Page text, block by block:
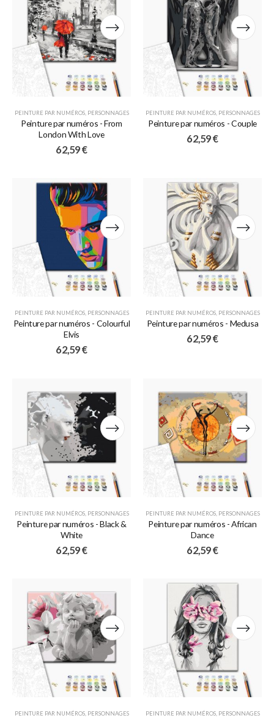
PEINTURE PAR NUMÉROS, PERSONNAGES
Peinture par numéros - From
London With Love
62,59€
PEINTURE PAR NUMÉROS, PERSONNAGES
Peinture par numéros - Couple
62,59€
PEINTURE PAR NUMÉROS, PERSONNAGES
Peinture par numéros - Colourful
Elvis
62,59€
PEINTURE PAR NUMÉROS, PERSONNAGES
Peinture par numéros - Medusa
62,59€
PEINTURE PAR NUMÉROS, PERSONNAGES
Peinture par numéros - Black &
White
62,59€
PEINTURE PAR NUMÉROS, PERSONNAGES
Peinture par numéros - African
Dance
62,59€
PEINTURE PAR NUMÉROS, PERSONNAGES PEINTURE PAR NUMÉROS, PERSONNAGES